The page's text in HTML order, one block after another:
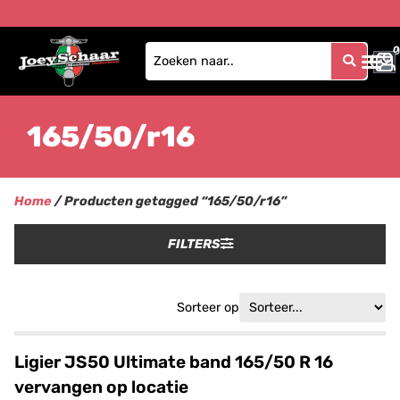
0
0
165/50/r16
Home/ Producten getagged “165/50/r16”
FILTERS
Sorteer op
Ligier JS50 Ultimate band 165/50 R 16
vervangen op locatie